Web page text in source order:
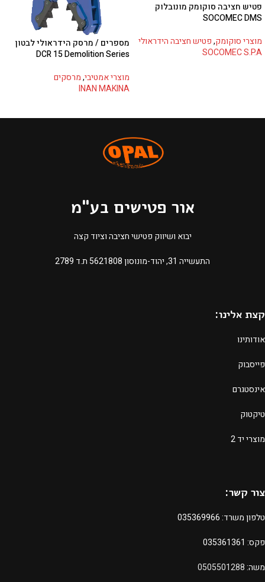
פטיש חציבה סוקומק מונובלוק
SOCOMEC DMS
מוצרי סוקומק,פטיש חציבה הידראולי
SOCOMEC S.P.A
מספרים / מרסק הידראולי לבטון
DCR 15 Demolition Series
מוצרי אמטיבי,מרסקים
INAN MAKINA
אור פטישים בע"מ
יבוא ושיווק פטישי חציבה וציוד קצה
התעשייה 31, יהוד-מונוסון 5621808 ת.ד 2789​
קצת אלינו:
אודותינו
פייסבוק
אינסטגרם
טיקטוק
מוצרי יד 2
צור קשר:
טלפון משרד:035369966
פקס: 035361361
משה:0505501288